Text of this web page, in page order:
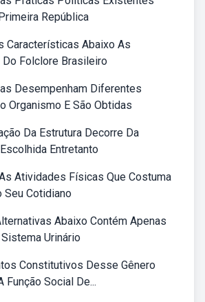
República
Características Abaixo As
Folclore Brasileiro
Desempenham Diferentes
Organismo E São Obtidas
Da Estrutura Decorre Da
Entretanto
Atividades Físicas Que Costuma
Seu Cotidiano
Abaixo Contém Apenas
Urinário
Constitutivos Desse Gênero
Função Social De...